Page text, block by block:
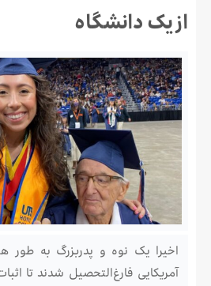
از یک دانشگاه
اخیرا یک نوه و پدربزرگ به طور
آمریکایی فارغ‌التحصیل شدند تا